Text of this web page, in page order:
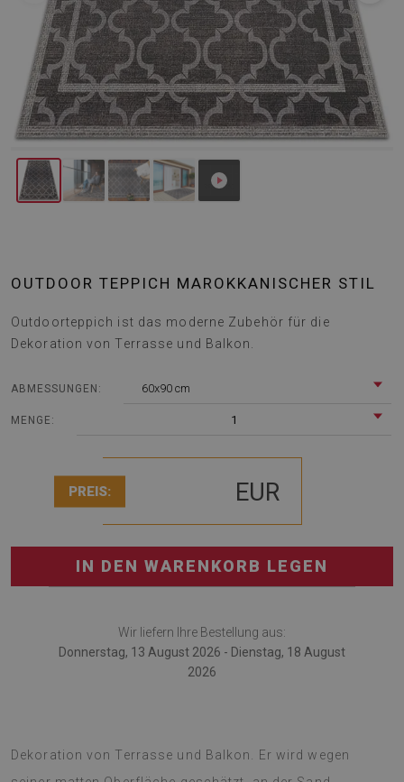
OUTDOOR TEPPICH MAROKKANISCHER STIL
Outdoorteppich ist das moderne Zubehör für die
Dekoration von Terrasse und Balkon.
ABMESSUNGEN: 60x90 cm
MENGE: 1
PREIS: EUR
IN DEN WARENKORB LEGEN
Wir liefern Ihre Bestellung aus:
Donnerstag, 13 August 2026 - Dienstag, 18 August
2026
Dekoration von Terrasse und Balkon. Er wird wegen